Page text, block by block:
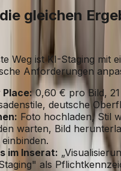
gleichen
Weg ist KI-Staging mit
Anforderungen
Place:0,60 € pro Bild,
deutsche
Foto hochladen, Stil
warten, Bild
im Inserat:
als